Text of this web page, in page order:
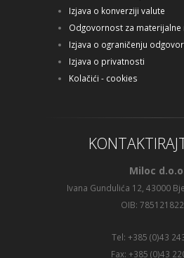
Izjava o konverziji valute
Odgovornost za materijalne
Izjava o ograničenju
Izjava o privatnosti
Kolačići - cookies
Miloc
Ivana Gundulića 12, 43000
OIB:
Tel: +385 (0)43
Fax: +385 (0)43